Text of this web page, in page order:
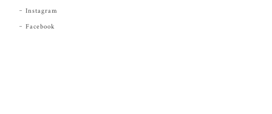
Instagram
Facebook